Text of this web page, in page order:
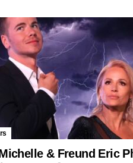
& Freund Eric